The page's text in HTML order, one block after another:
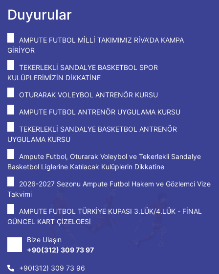
Duyurular
AMPUTE FUTBOL MİLLİ TAKIMIMIZ RİVA'DA KAMPA
GİRİYOR
TEKERLEKLİ SANDALYE BASKETBOL SPOR
KULÜPLERİMİZİN DİKKATİNE
OTURARAK VOLEYBOL ANTRENÖR KURSU
AMPUTE FUTBOL ANTRENÖR UYGULAMA KURSU
TEKERLEKLİ SANDALYE BASKETBOL ANTRENÖR
UYGULAMA KURSU
Ampute Futbol, Oturarak Voleybol ve Tekerlekli Sandalye
Basketbol Liglerine Katılacak Kulüplerin Dikkatine
2026-2027 Sezonu Ampute Futbol Hakem ve Gözlemci Vize
Takvimi
AMPUTE FUTBOL TÜRKİYE KUPASI 3.LÜK/4.LÜK - FİNAL
GÜNCEL KART ÇİZELGESİ
Bize Ulaşın
+90(312) 309 73 97
+90(312) 309 73 96